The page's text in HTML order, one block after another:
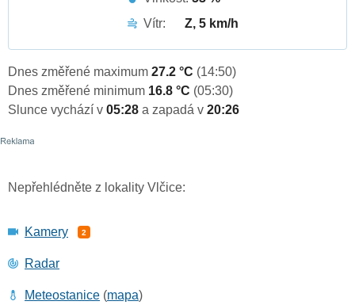
Vítr:
Z, 5 km/h
Dnes změřené maximum 27.2 °C (14:50)
Dnes změřené minimum 16.8 °C (05:30)
Slunce vychází v 05:28 a zapadá v 20:26
Nepřehlédněte z lokality Vlčice:
Kamery 2
Radar
Meteostanice (mapa)